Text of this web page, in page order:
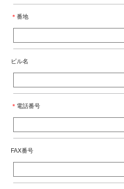
＊番地
ビル名
＊ 電話番号
FAX番号